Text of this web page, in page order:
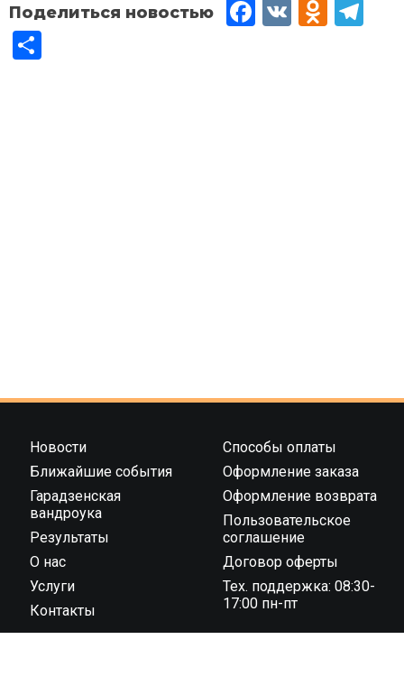
Fac
VK
Od
Новости
Ближайшие события
Гарадзенская
вандроука
Результаты
О нас
Услуги
Контакты
Способы оплаты
Оформление заказа
Оформление возврата
Пользовательское
соглашение
Договор оферты
Тех. поддержка: 08:30-
17:00 пн-пт